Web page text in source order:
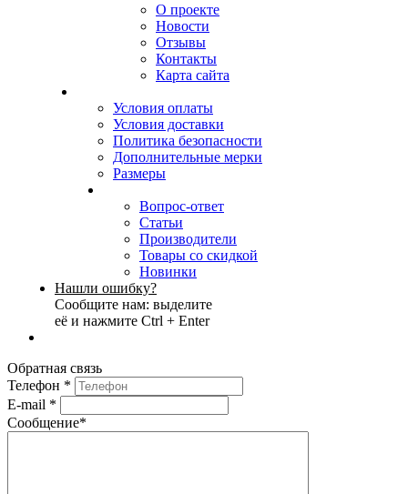
О проекте
Новости
Отзывы
Контакты
Карта сайта
Условия оплаты
Условия доставки
Политика безопасности
Дополнительные мерки
Размеры
Вопрос-ответ
Статьи
Производители
Товары со скидкой
Новинки
Нашли ошибку?
Сообщите нам: выделите
её и нажмите Ctrl + Enter
Обратная связь
Телефон *
E-mail *
Сообщение*